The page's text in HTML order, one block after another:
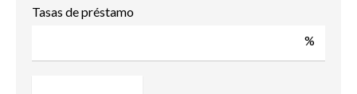
Tasas de préstamo
%